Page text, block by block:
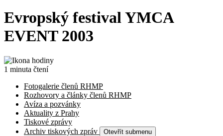
Evropský festival YMCA
EVENT 2003
1 minuta čtení
Fotogalerie členů RHMP
Rozhovory a články členů RHMP
Avíza a pozvánky
Aktuality z Prahy
Tiskové zprávy
Archiv tiskových zpráv
Otevřít submenu